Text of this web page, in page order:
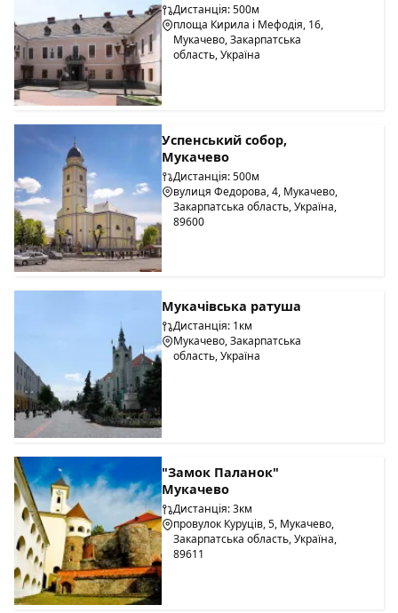
Дистанція: 500м
площа Кирила і Мефодія, 16,
Мукачево, Закарпатська
область, Україна
Успенський собор,
Мукачево
Дистанція: 500м
вулиця Федорова, 4, Мукачево,
Закарпатська область, Україна,
89600
Мукачівська ратуша
Дистанція: 1км
Мукачево, Закарпатська
область, Україна
"Замок Паланок"
Мукачево
Дистанція: 3км
провулок Куруців, 5, Мукачево,
Закарпатська область, Україна,
89611